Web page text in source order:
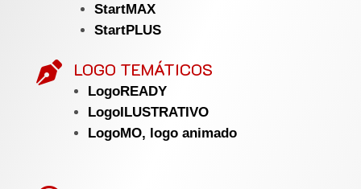
StartMAX
StartPLUS
 LOGO TEMÁTICOS
LogoREADY
LogoILUSTRATIVO
LogoMO, logo animado